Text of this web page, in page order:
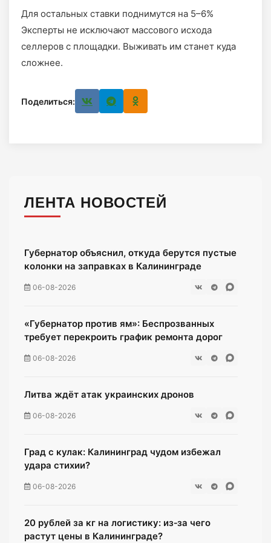
Для остальных ставки поднимутся на 5–6%
Эксперты не исключают массового исхода
селлеров с площадки. Выживать им станет куда
сложнее.
Поделиться:
ЛЕНТА НОВОСТЕЙ
Губернатор объяснил, откуда берутся пустые
колонки на заправках в Калининграде
06-08-2026
«Губернатор против ям»: Беспрозванных
требует перекроить график ремонта дорог
06-08-2026
Литва ждёт атак украинских дронов
06-08-2026
Град с кулак: Калининград чудом избежал
удара стихии?
06-08-2026
20 рублей за кг на логистику: из‑за чего
растут цены в Калининграде?